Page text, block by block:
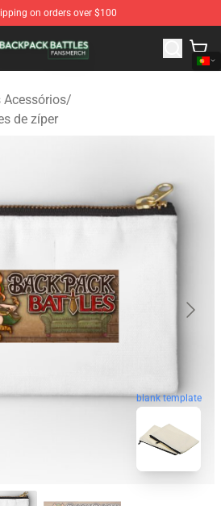
on orders over $100
- Official Backpack Battles
Acessórios/
de zíper
blank template